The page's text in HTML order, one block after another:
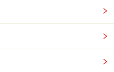
たフラワーゼリーの化粧箱